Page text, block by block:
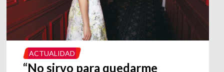
ACTUALIDAD
“No sirvo para quedarme